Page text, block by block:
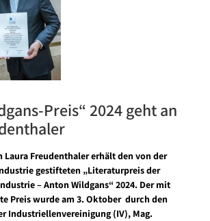
Preis“ 2024 geht an
Freudenthaler erhält den von der
gestifteten „Literaturpreis der
– Anton Wildgans“ 2024. Der mit
Preis wurde am 3. Oktober durch den
Industriellenvereinigung (IV), Mag.